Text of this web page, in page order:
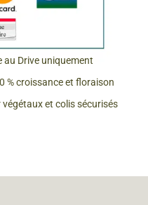
Drive uniquement
% croissance et floraison
et colis sécurisés